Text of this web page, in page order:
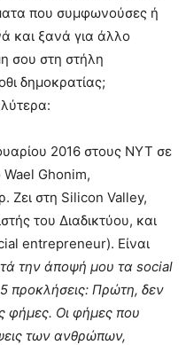
που συμφωνούσες ή
και ξανά για άλλο
σου στη στήλη
δημοκρατίας;
2016 στους NYT σε
Ghonim,
Ζει στη Silicon Valley,
του Διαδικτύου, και
entrepreneur). Είναι
την άποψή μου τα social
προκλήσεις: Πρώτη, δεν
φήμες. Οι φήμες που
των ανθρώπων,